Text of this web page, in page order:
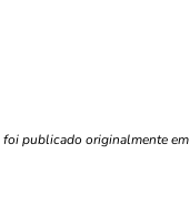
foi publicado originalmente em